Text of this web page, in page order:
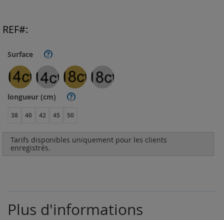
Surface ?
longueur (cm) ?
38 40 42 45 50
Tarifs disponibles uniquement pour les clients
enregistrés.
REF
Plus d'informations